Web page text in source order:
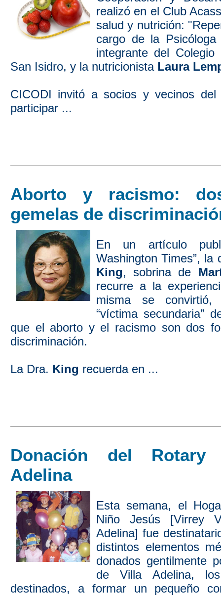
realizó en el Club
salud y nutrición:
cargo de la
integrante del
San Isidro, y la nutricionista Laura
CICODI invitó a socios y vecinos del
participar ...
Aborto y racismo:
gemelas de
En un artículo
Washington Times”, la
King, sobrina de
recurre a la
misma se
“víctima secundaria”
que el aborto y el racismo son dos
discriminación.
La Dra. King recuerda en ...
Donación del
Adelina
Esta semana, el
Niño Jesús [Virrey
Adelina] fue
distintos elementos
donados gentilmente
de Villa Adelina,
destinados, a formar un pequeño